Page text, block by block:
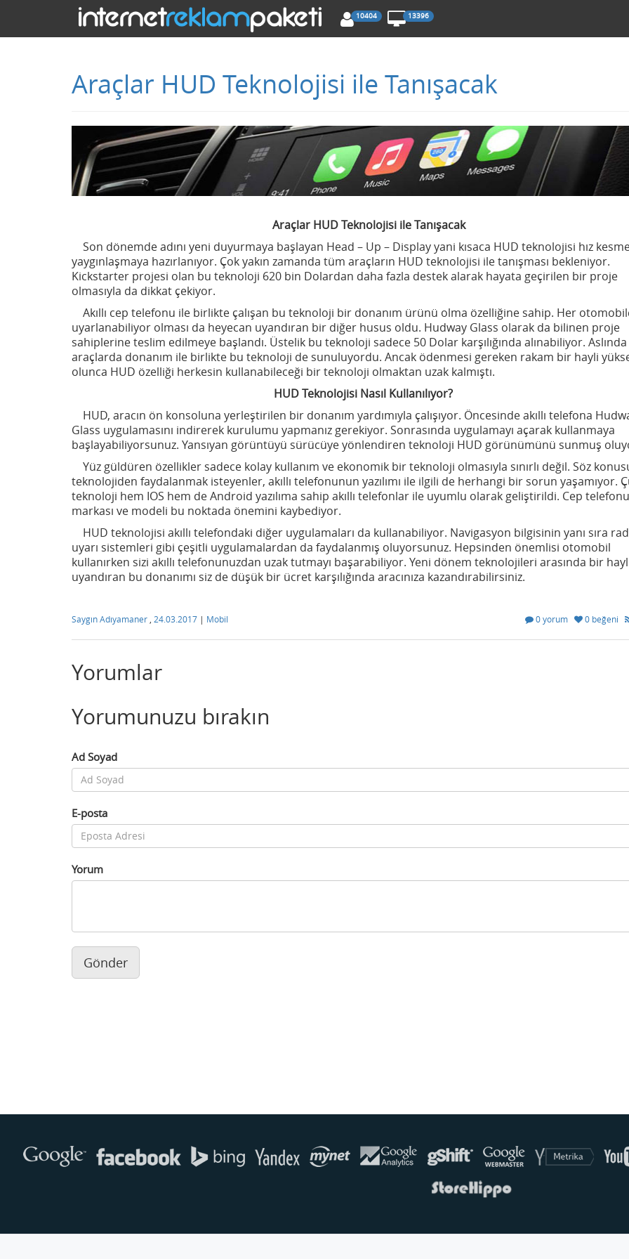
10404 13396
Araçlar HUD Teknolojisi ile Tanışacak
Araçlar HUD Teknolojisi ile Tanışacak
Son dönemde adını yeni duyurmaya başlayan Head – Up – Display yani kısaca HUD teknolojisi hız
yaygınlaşmaya hazırlanıyor. Çok yakın zamanda tüm araçların HUD teknolojisi ile tanışması bekleniyor.
Kickstarter projesi olan bu teknoloji 620 bin Dolardan daha fazla destek alarak hayata geçirilen bir proje
olmasıyla da dikkat çekiyor.
Akıllı cep telefonu ile birlikte çalışan bu teknoloji bir donanım ürünü olma özelliğine sahip. Her
uyarlanabiliyor olması da heyecan uyandıran bir diğer husus oldu. Hudway Glass olarak da bilinen proje
sahiplerine teslim edilmeye başlandı. Üstelik bu teknoloji sadece 50 Dolar karşılığında alınabiliyor. Aslında
araçlarda donanım ile birlikte bu teknoloji de sunuluyordu. Ancak ödenmesi gereken rakam bir hayli
olunca HUD özelliği herkesin kullanabileceği bir teknoloji olmaktan uzak kalmıştı.
HUD Teknolojisi Nasıl Kullanılıyor?
HUD, aracın ön konsoluna yerleştirilen bir donanım yardımıyla çalışıyor. Öncesinde akıllı telefona
Glass uygulamasını indirerek kurulumu yapmanız gerekiyor. Sonrasında uygulamayı açarak kullanmaya
başlayabiliyorsunuz. Yansıyan görüntüyü sürücüye yönlendiren teknoloji HUD görünümünü sunmuş
Yüz güldüren özellikler sadece kolay kullanım ve ekonomik bir teknoloji olmasıyla sınırlı değil. Söz
teknolojiden faydalanmak isteyenler, akıllı telefonunun yazılımı ile ilgili de herhangi bir sorun yaşamıyor.
teknoloji hem IOS hem de Android yazılıma sahip akıllı telefonlar ile uyumlu olarak geliştirildi. Cep
markası ve modeli bu noktada önemini kaybediyor.
HUD teknolojisi akıllı telefondaki diğer uygulamaları da kullanabiliyor. Navigasyon bilgisinin yanı sıra
uyarı sistemleri gibi çeşitli uygulamalardan da faydalanmış oluyorsunuz. Hepsinden önemlisi otomobil
kullanırken sizi akıllı telefonunuzdan uzak tutmayı başarabiliyor. Yeni dönem teknolojileri arasında bir
uyandıran bu donanımı siz de düşük bir ücret karşılığında aracınıza kazandırabilirsiniz.
Saygın Adıyamaner 24.03.2017 | Mobil 0 yorum 0 beğeni
Yorumlar
Yorumunuzu bırakın
Ad Soyad
E-posta
Yorum
Gönder